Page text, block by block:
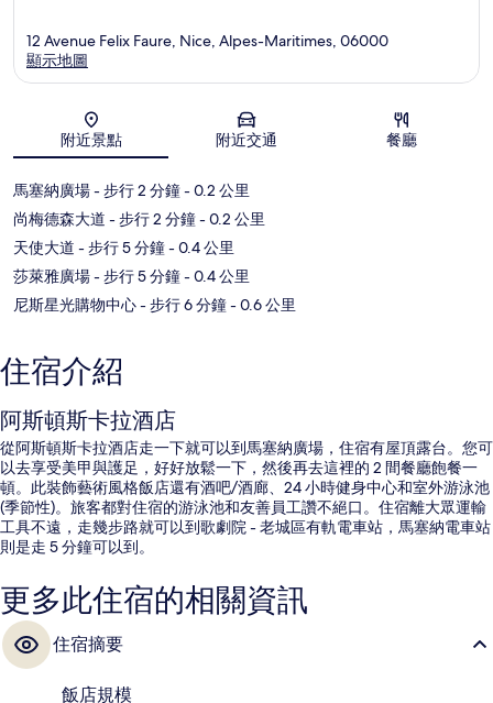
地圖
12 Avenue Felix Faure, Nice, Alpes-Maritimes, 06000
顯示地圖
附近景點 附近交通 餐廳
馬塞納廣場- 步行 2 分鐘- 0.2 公里
尚梅德森大道 - 步行 2 分鐘- 0.2 公里
天使大道 - 步行 5 分鐘- 0.4 公里
莎萊雅廣場- 步行 5 分鐘- 0.4 公里
尼斯星光購物中心- 步行 6 分鐘- 0.6 公里
住宿介紹
阿斯頓斯卡拉酒店
從阿斯頓斯卡拉酒店走一下就可以到馬塞納廣場，住宿有屋頂露台。您可
以去享受美甲與護足，好好放鬆一下，然後再去這裡的 2 間餐廳飽餐一
頓。此裝飾藝術風格飯店還有酒吧/酒廊、24 小時健身中心和室外游泳池
(季節性)。旅客都對住宿的游泳池和友善員工讚不絕口。住宿離大眾運輸
工具不遠，走幾步路就可以到歌劇院 - 老城區有軌電車站，馬塞納電車站
則是走 5 分鐘可以到。
更多此住宿的相關資訊
住宿摘要
飯店規模